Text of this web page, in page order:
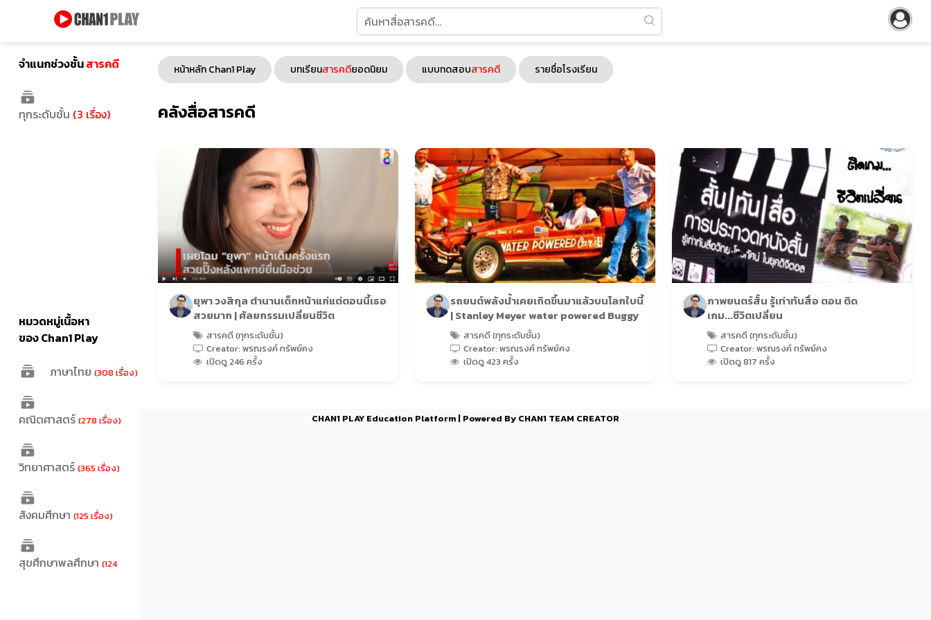
จำแนกช่วงชั้นสารคดี
ทุกระดับชั้น (3 เรื่อง)
หมวดหมู่เนื้อหา
ของ Chan1 Play
ภาษาไทย (308 เรื่อง)
คณิตศาสตร์ (278 เรื่อง)
วิทยาศาสตร์ (365 เรื่อง)
สังคมศึกษา (125 เรื่อง)
สุขศึกษาพลศึกษา (124
หน้าหลัก Chan1 Play บทเรียนสารคดียอดนิยม แบบทดสอบสารคดี รายชื่อโรงเรียน
คลังสื่อสารคดี
ยุพา วงสิกุล ตำนานเด็กหน้าแก่แต่ตอนนี้เธอ
สวยมาก | ศัลยกรรมเปลี่ยนชีวิต
สารคดี (ทุกระดับชั้น)
Creator: พรณรงค์ ทรัพย์คง
เปิดดู 246 ครั้ง
รถยนต์พลังน้ำเคยเกิดขึ้นมาแล้วบนโลกใบนี้
| Stanley Meyer water powered Buggy
สารคดี (ทุกระดับชั้น)
Creator: พรณรงค์ ทรัพย์คง
เปิดดู 423 ครั้ง
ภาพยนตร์สั้น รู้เท่าทันสื่อ ตอน ติด
เกม...ชีวิตเปลี่ยน
สารคดี (ทุกระดับชั้น)
Creator: พรณรงค์ ทรัพย์คง
เปิดดู 817 ครั้ง
CHAN1 PLAY Education Platform | Powered By CHAN1 TEAM CREATOR